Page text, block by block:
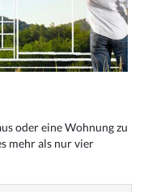
oder eine Wohnung zu
mehr als nur vier